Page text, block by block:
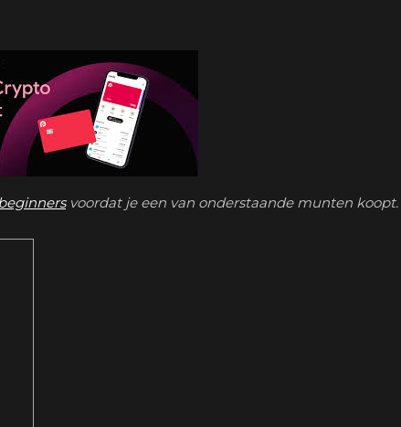
voordat je een van onderstaande munten koopt.